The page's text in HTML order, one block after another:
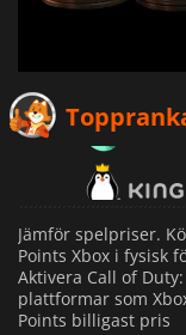
Jämför spelpriser.
Points Xbox i fysisk
Aktivera Call of
plattformar som
Points billigast pris